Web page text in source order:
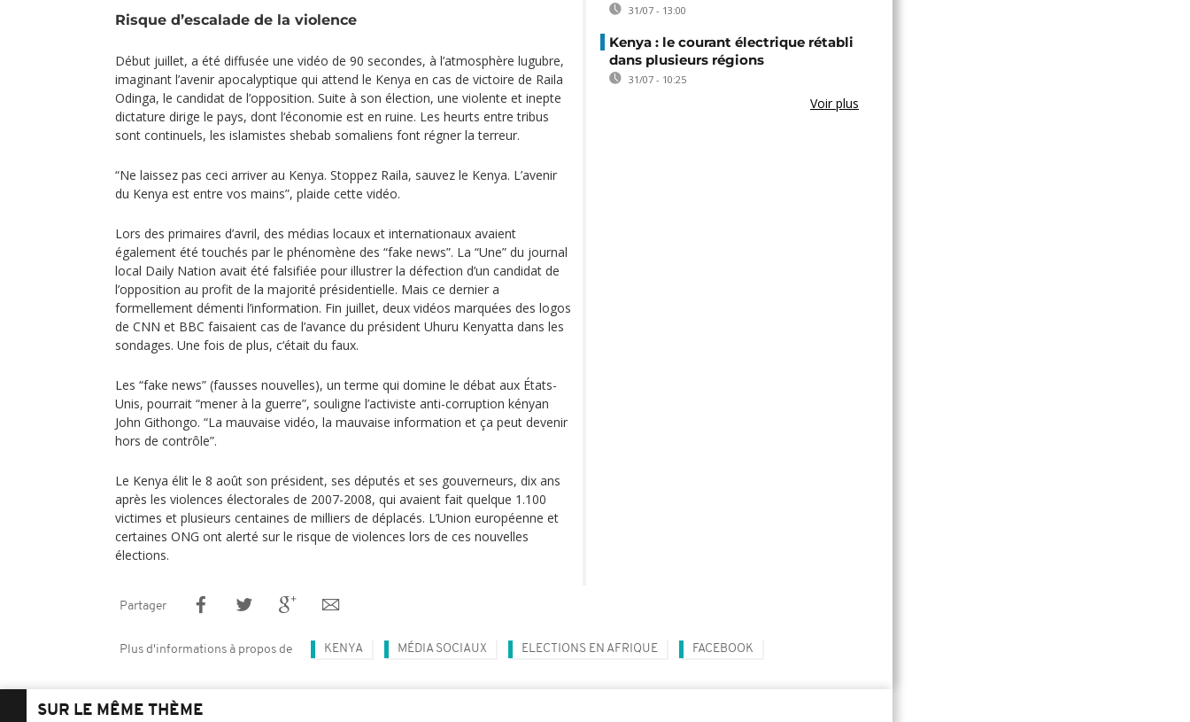
Risque d’escalade de la violence
Début juillet, a été diffusée une vidéo de 90 secondes, à l’atmosphère lugubre,
imaginant l’avenir apocalyptique qui attend le Kenya en cas de victoire de Raila
Odinga, le candidat de l’opposition. Suite à son élection, une violente et inepte
dictature dirige le pays, dont l‘économie est en ruine. Les heurts entre tribus
sont continuels, les islamistes shebab somaliens font régner la terreur.
“Ne laissez pas ceci arriver au Kenya. Stoppez Raila, sauvez le Kenya. L’avenir
du Kenya est entre vos mains”, plaide cette vidéo.
Lors des primaires d’avril, des médias locaux et internationaux avaient
également été touchés par le phénomène des “fake news”. La “Une” du journal
local Daily Nation avait été falsifiée pour illustrer la défection d’un candidat de
l’opposition au profit de la majorité présidentielle. Mais ce dernier a
formellement démenti l’information. Fin juillet, deux vidéos marquées des logos
de CNN et BBC faisaient cas de l’avance du président Uhuru Kenyatta dans les
sondages. Une fois de plus, c‘était du faux.
Les “fake news” (fausses nouvelles), un terme qui domine le débat aux États-
Unis, pourrait “mener à la guerre”, souligne l’activiste anti-corruption kényan
John Githongo. “La mauvaise vidéo, la mauvaise information et ça peut devenir
hors de contrôle”.
Le Kenya élit le 8 août son président, ses députés et ses gouverneurs, dix ans
après les violences électorales de 2007-2008, qui avaient fait quelque 1.100
victimes et plusieurs centaines de milliers de déplacés. L’Union européenne et
certaines ONG ont alerté sur le risque de violences lors de ces nouvelles
élections.
31/07 - 13:00
Kenya : le courant électrique rétabli
dans plusieurs régions
31/07 - 10:25
Voir plus
Partager
Plus d'informations à propos de KENYA MÉDIA SOCIAUX ELECTIONS EN AFRIQUE FACEBOOK
SUR LE MÊME THÈME